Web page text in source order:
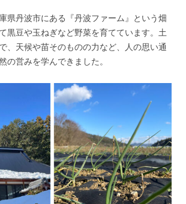
県丹波市にある『丹波ファーム』という畑
黒豆や玉ねぎなど野菜を育てています。土
、天候や苗そのものの力など、人の思い通
の営みを学んできました。